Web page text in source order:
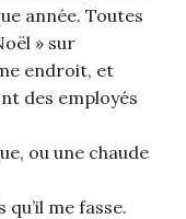
année. Toutes
» sur
endroit, et
des employés
ou une chaude
qu’il me fasse.